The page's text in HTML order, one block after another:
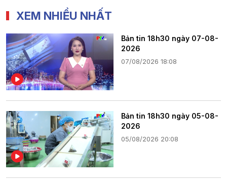
XEM NHIỀU NHẤT
Bản tin 18h30 ngày 07-08-
2026
07/08/2026 18:08
Bản tin 18h30 ngày 05-08-
2026
05/08/2026 20:08